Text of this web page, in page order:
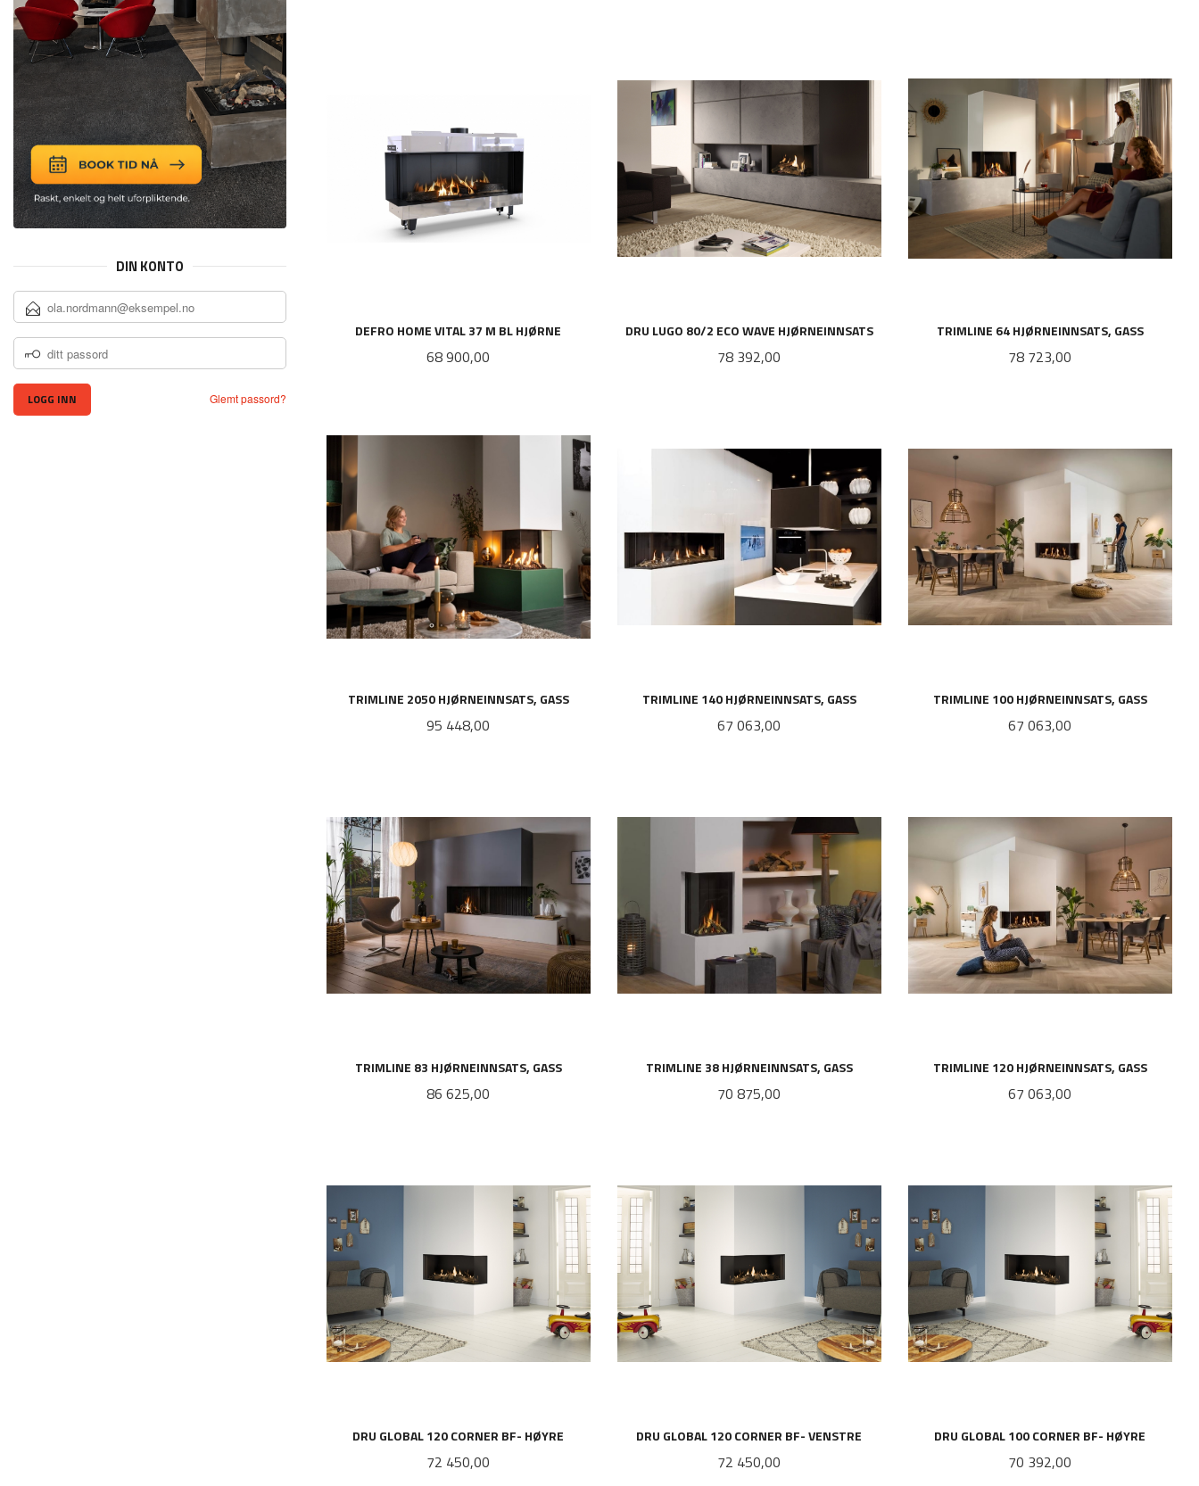
DEFRO HOME VITAL 37 M BL HJØRNE
Pris
68 900,00
DRU LUGO 80/2 ECO WAVE HJØRNEINNSATS
Pris
78 392,00
TRIMLINE 64 HJØRNEINNSATS, GASS
Pris
78 723,00
TRIMLINE 2050 HJØRNEINNSATS, GASS
Pris
95 448,00
TRIMLINE 140 HJØRNEINNSATS, GASS
Pris
67 063,00
TRIMLINE 100 HJØRNEINNSATS, GASS
Pris
67 063,00
TRIMLINE 83 HJØRNEINNSATS, GASS
Pris
86 625,00
TRIMLINE 38 HJØRNEINNSATS, GASS
Pris
70 875,00
TRIMLINE 120 HJØRNEINNSATS, GASS
Pris
67 063,00
DRU GLOBAL 120 CORNER BF- HØYRE
Pris
72 450,00
DRU GLOBAL 120 CORNER BF- VENSTRE
Pris
72 450,00
DRU GLOBAL 100 CORNER BF- HØYRE
Pris
70 392,00
DIN KONTO
E-
POSTADRESSE
DITT
PASSORD
Glemt passord?